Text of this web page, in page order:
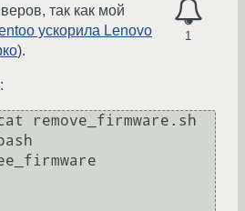
1
так как мой
ускорила Lenovo
).
remove_firmware.sh